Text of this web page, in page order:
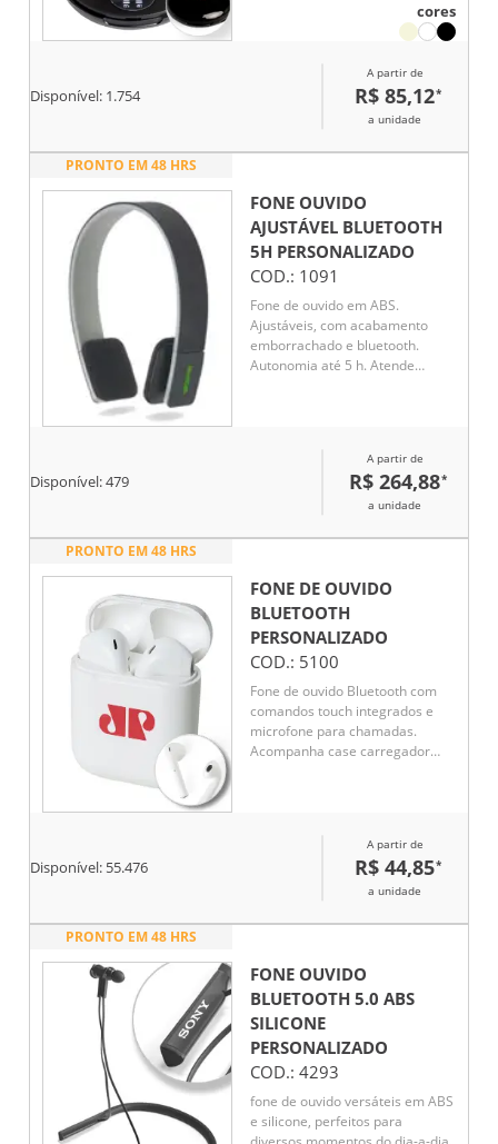
45 minutos antes de desligar
automaticamente. Acompanha
2 pares de eartips em diferentes
cores
Disponível: 1.754
A partir de
R$ 85,12*
a unidade
PRONTO EM 48 HRS
FONE OUVIDO
AJUSTÁVEL BLUETOOTH
5H PERSONALIZADO
COD.: 1091
Fone de ouvido em ABS.
Ajustáveis, com acabamento
emborrachado e bluetooth.
Autonomia até 5 h. Atende
simultâneo. Incluso cabo
Disponível:479
A partir de
R$ 264,88*
a unidade
PRONTO EM 48 HRS
FONE DE OUVIDO
BLUETOOTH
PERSONALIZADO
COD.: 5100
Fone de ouvido Bluetooth com
comandos touch integrados e
microfone para chamadas.
Acompanha case carregador
Disponível: 55.476
A partir de
R$ 44,85*
a unidade
PRONTO EM 48 HRS
FONE OUVIDO
BLUETOOTH 5.0 ABS
SILICONE
PERSONALIZADO
COD.: 4293
fone de ouvido versáteis em ABS
e silicone, perfeitos para